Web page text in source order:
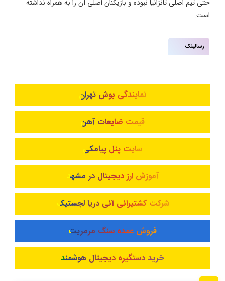
حتی تیم اصلی تانزانیا نبوده و بازیکنان اصلی آن را به همراه نداشته
است.
رسالینک
نمایندگی بوش تهران
قیمت ضایعات آهن
سایت پنل پیامکی
آموزش ارز دیجیتال در مشهد
شرکت کشتیرانی آنی دریا لجستیک
فروش عمده سنگ مرمریت
خرید دستگیره دیجیتال هوشمند